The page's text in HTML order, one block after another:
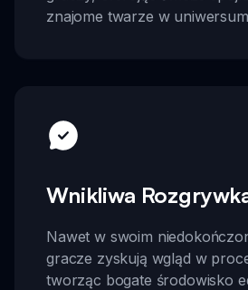
znajome twarze w
Wnikliwa
Nawet w swoim
gracze zyskują wgląd w
tworząc bogate środowisko